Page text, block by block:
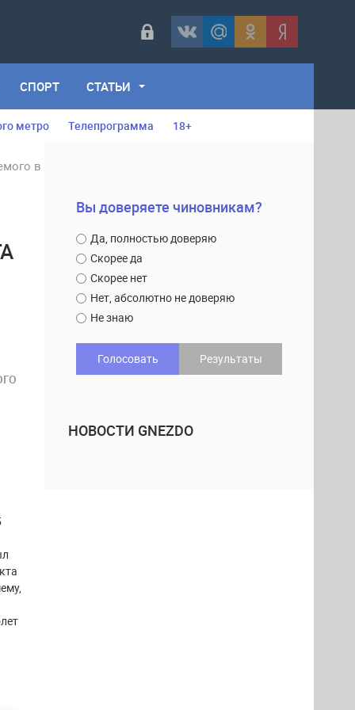
СПОРТ СТАТЬИ
метро Телепрограмма 18+
в
Вы доверяете чиновникам?
Да, полностью доверяю
Скорее да
Скорее нет
Нет, абсолютно не доверяю
Не знаю
Голосовать Результаты
НОВОСТИ GNEZDO